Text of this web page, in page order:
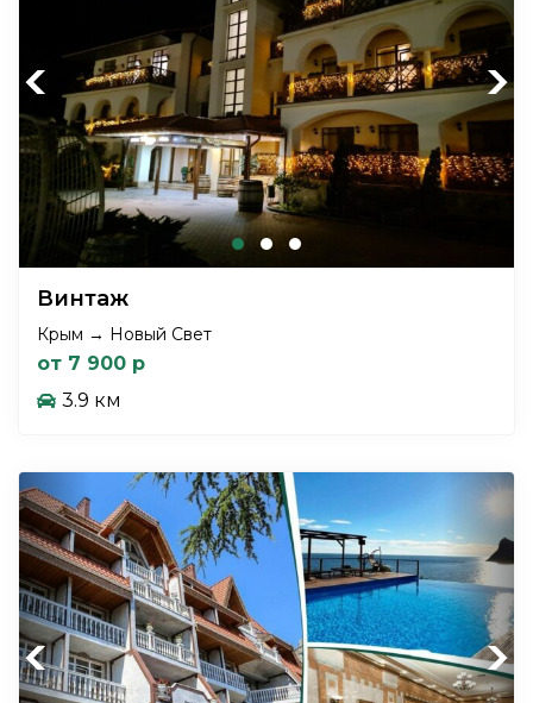
Previous Next
Винтаж
Крым → Новый Свет
от 7 900 р
3.9 км
Previous Next